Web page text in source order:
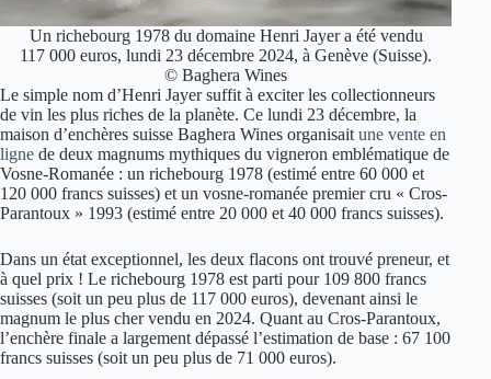
Un richebourg 1978 du domaine Henri Jayer a été vendu
117 000 euros, lundi 23 décembre 2024, à Genève (Suisse).
© Baghera Wines
Le simple nom d’Henri Jayer suffit à exciter les collectionneurs
de vin les plus riches de la planète. Ce lundi 23 décembre, la
maison d’enchères suisse Baghera Wines organisait une vente en
ligne de deux magnums mythiques du vigneron emblématique de
Vosne-Romanée : un richebourg 1978 (estimé entre 60 000 et
120 000 francs suisses) et un vosne-romanée premier cru « Cros-
Parantoux » 1993 (estimé entre 20 000 et 40 000 francs suisses).
Dans un état exceptionnel, les deux flacons ont trouvé preneur, et
à quel prix ! Le richebourg 1978 est parti pour 109 800 francs
suisses (soit un peu plus de 117 000 euros), devenant ainsi le
magnum le plus cher vendu en 2024. Quant au Cros-Parantoux,
l’enchère finale a largement dépassé l’estimation de base : 67 100
francs suisses (soit un peu plus de 71 000 euros).